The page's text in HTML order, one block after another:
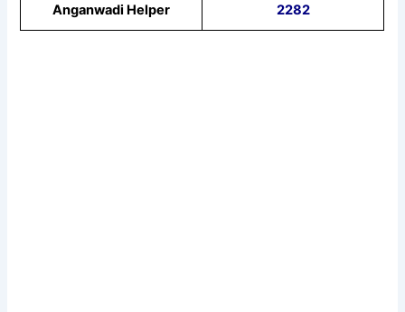
Anganwadi Helper 2282